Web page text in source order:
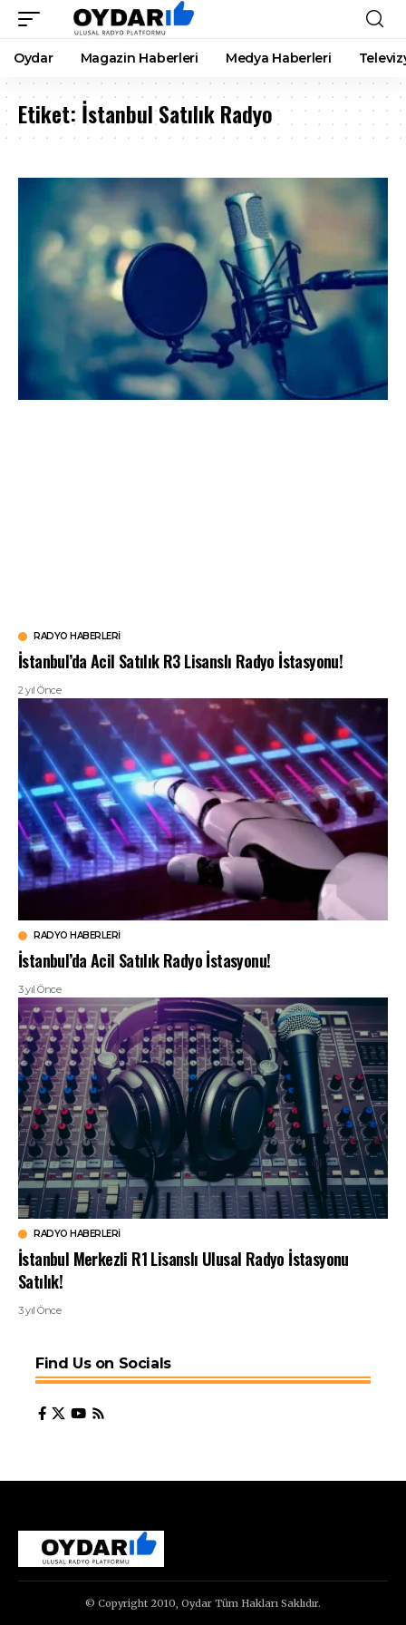
Oydar Magazin Haberleri Medya Haberleri
Etiket: İstanbul Satılık Radyo
RADYO HABERLERI
İstanbul’da Acil Satılık R3 Lisanslı Radyo İstasyonu!
2 yıl Önce
RADYO HABERLERI
İstanbul’da Acil Satılık Radyo İstasyonu!
3 yıl Önce
RADYO HABERLERI
İstanbul Merkezli R1 Lisanslı Ulusal Radyo İstasyonu
Satılık!
3 yıl Önce
Find Us on Socials
© Copyright 2010, Oydar Tüm Hakları Saklıdır.